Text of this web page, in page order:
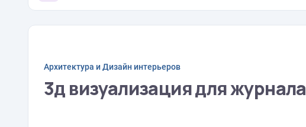
Архитектура и Дизайн интерьеров
3д визуализация для журнала